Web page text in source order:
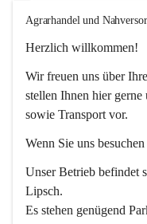
Agrarhandel und
Herzlich willkommen!
Wir freuen uns über
stellen Ihnen hier
sowie Transport vor.
Wenn Sie uns
Unser Betrieb befindet
Lipsch.
Es stehen genügend